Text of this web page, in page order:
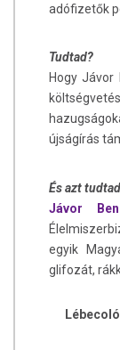
adófizetők
Tudtad?
Hogy Jávor
újságírás
És azt
Jávor
egyik
glifozát,